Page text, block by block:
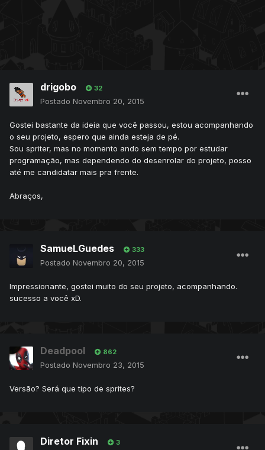
drigobo 32
Postado Novembro 20, 2015
Gostei bastante da ideia que você passou, estou acompanhando
o seu projeto, espero que ainda esteja de pé.
Sou spriter, mas no momento ando sem tempo por estudar
programação, mas dependendo do desenrolar do projeto, posso
até me candidatar mais pra frente.
Abraços,
SamueLGuedes 333
Postado Novembro 20, 2015
Impressionante, gostei muito do seu projeto, acompanhando.
sucesso a você xD.
Deadpool 862
Postado Novembro 23, 2015
Versão? Será que tipo de sprites?
Diretor Fixin 3